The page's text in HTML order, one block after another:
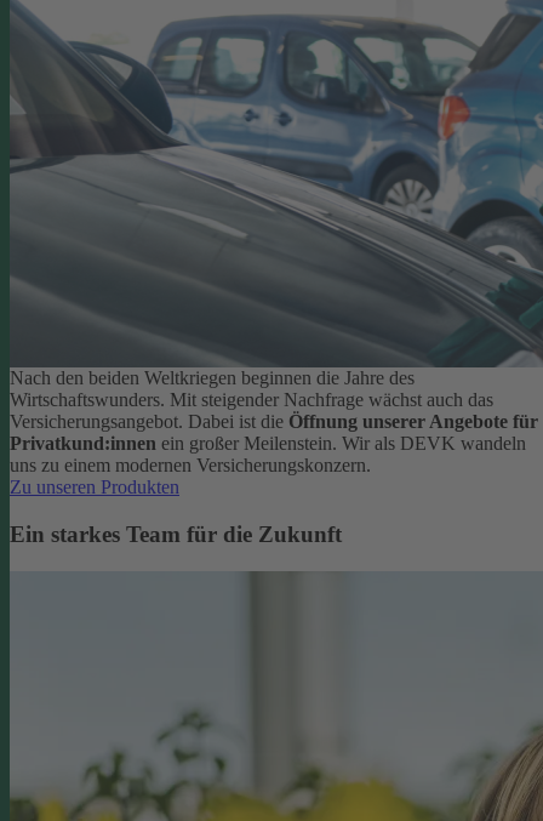
Nach den beiden Weltkriegen beginnen die Jahre des
Wirtschaftswunders. Mit steigender Nachfrage wächst auch das
Versicherungsangebot. Dabei ist die Öffnung unserer Angebote für
Privatkund:innen ein großer Meilenstein. Wir als DEVK wandeln
uns zu einem modernen Versicherungskonzern.
Zu unseren Produkten
Ein starkes Team für die Zukunft